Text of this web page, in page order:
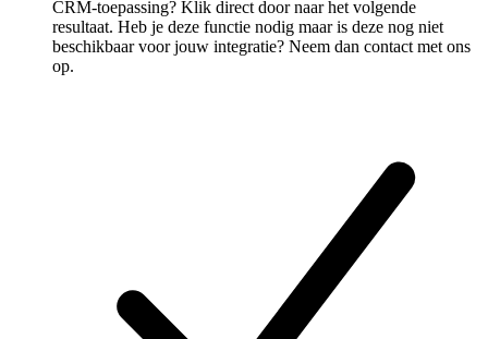
CRM-toepassing? Klik direct door naar het volgende
resultaat. Heb je deze functie nodig maar is deze nog niet
beschikbaar voor jouw integratie? Neem dan contact met ons
op.